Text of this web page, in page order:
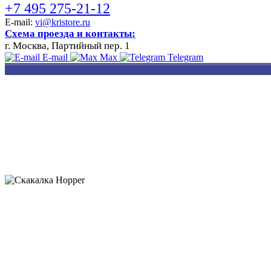
+7 495 275-21-12
E-mail: vi@kristore.ru
Схема проезда и контакты:
г. Москва, Партийный пер. 1
E-mail Max Telegram